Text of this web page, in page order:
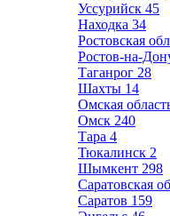
Уссурийск 45
Находка 34
Ростовская
Ростов-на-
Таганрог 28
Шахты 14
Омская
Омск 240
Тара 4
Тюкалинск 2
Шымкент 298
Саратовская
Саратов 159